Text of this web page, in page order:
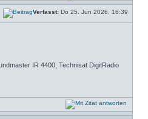
Verfasst: Do 25. Jun 2026, 16:39
IR 4400, Technisat DigitRadio